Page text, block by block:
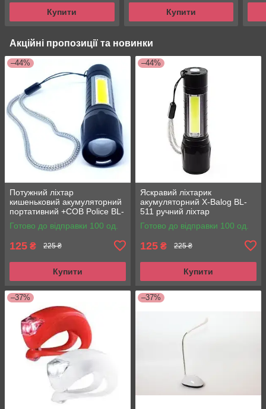
Купити Купити
Акційні пропозиції та новинки
–44%
Потужний ліхтар
кишеньковий акумуляторний
портативний +COB Police BL-
511 на акумуляторі фонарик
Готово до відправки 100 од.
125 ₴ 225 ₴
Купити
–44%
Яскравий ліхтарик
акумуляторний X-Balog BL-
511 ручний ліхтар
Готово до відправки 100 од.
125 ₴ 225 ₴
Купити
–37% –37%